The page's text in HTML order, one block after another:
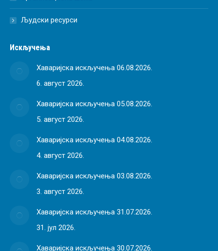
Људски ресурси
Искључења
Хаваријска искључења 06.08.2026.
6. август 2026.
Хаваријска искључења 05.08.2026.
5. август 2026.
Хаваријска искључења 04.08.2026.
4. август 2026.
Хаваријска искључења 03.08.2026.
3. август 2026.
Хаваријска искључења 31.07.2026.
31. јул 2026.
Хаваријска искључења 30.07.2026.